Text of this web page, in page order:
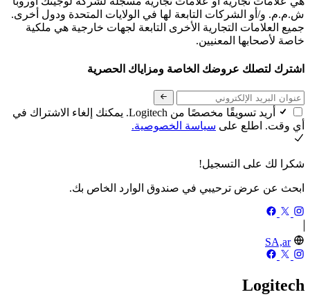
ش.م.م. و/أو الشركات التابعة لها في الولايات المتحدة ودول أخرى.
جميع العلامات التجارية الأخرى التابعة لجهات خارجية هي ملكية
خاصة لأصحابها المعنيين.
اشترك لتصلك عروضك الخاصة ومزاياك الحصرية
أريد تسويقًا مخصصًا من Logitech. يمكنك إلغاء الاشتراك في
أي وقت. اطلع على سياسة الخصوصية.
شكرا لك على التسجيل!
ابحث عن عرض ترحيبي في صندوق الوارد الخاص بك.
SA,ar
Logitech